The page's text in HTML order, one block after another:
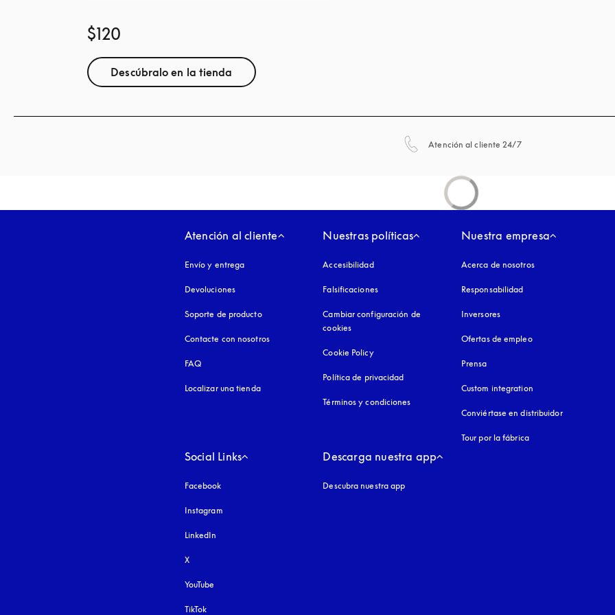
$120
Descúbralo en la tienda
Atención al cliente 24/7apertura en una pestaña
Atención al cliente
Envío y entrega
Devoluciones
Soporte de producto
Contacte con nosotros
FAQ
Localizar una tienda
Nuestras políticas
Accesibilidadapertura en una pestaña nueva
Falsificacionesapertura en una pestaña nueva
Cambiar configuración de
cookies
Cookie Policyapertura en una pestaña nueva
Política de privacidad
Términos y condiciones
Nuestra empresa
Acerca de nosotros
Responsabilidad
Inversores
Ofertas de empleo
Prensa
Custom integration
Conviértase en distribuidor
Tour por la fábrica
Social Links
Facebook
Instagram
LinkedIn
X
YouTube
TikTok
Descarga nuestra app
Descubra nuestra app